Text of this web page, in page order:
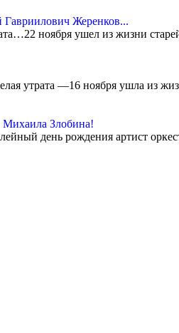
Жеренков...
ноября ушел из жизни
утрата —16 ноября ушла из
Михаила Злобина!
день рождения артист